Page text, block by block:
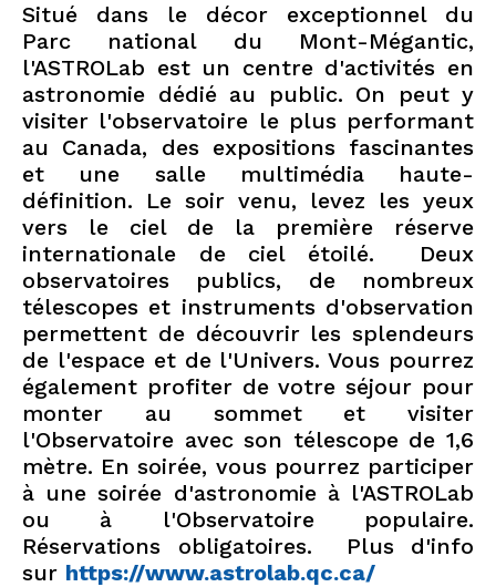
Situé dans le décor exceptionnel du
Parc national du Mont-Mégantic,
l'ASTROLab est un centre d'activités en
astronomie dédié au public. On peut y
visiter l'observatoire le plus performant
au Canada, des expositions fascinantes
et une salle multimédia haute-
définition. Le soir venu, levez les yeux
vers le ciel de la première réserve
internationale de ciel étoilé. Deux
observatoires publics, de nombreux
télescopes et instruments d'observation
permettent de découvrir les splendeurs
de l'espace et de l'Univers. Vous pourrez
également profiter de votre séjour pour
monter au sommet et visiter
l'Observatoire avec son télescope de 1,6
mètre. En soirée, vous pourrez participer
à une soirée d'astronomie à l'ASTROLab
ou à l'Observatoire populaire.
Réservations obligatoires. Plus d'info
sur https://www.astrolab.qc.ca/